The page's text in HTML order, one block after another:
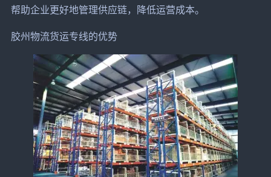
帮助企业更好地管理供应链，降低运营成本。
胶州物流货运专线的优势